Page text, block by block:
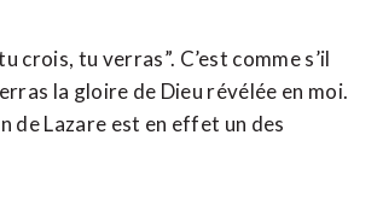
crois, tu verras”. C’est comme s’il
la gloire de Dieu révélée en moi.
de Lazare est en effet un des